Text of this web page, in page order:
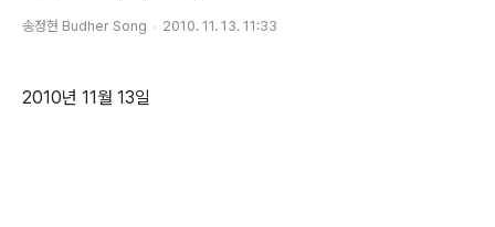
송정현 Budher Song 2010. 11. 13. 11:33
2010년 11월 13일